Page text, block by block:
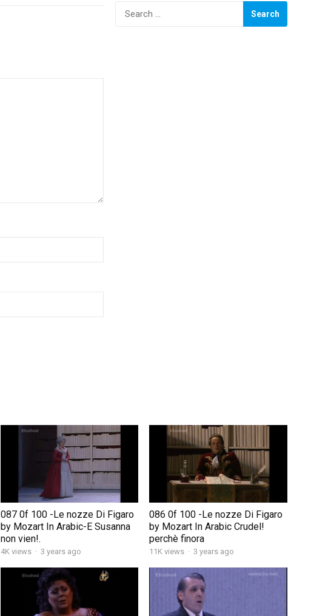
Search
087 0f 100 -Le nozze Di Figaro
by Mozart In Arabic-E Susanna
non vien!.
4K views · 3 years ago
086 0f 100 -Le nozze Di Figaro
by Mozart In Arabic Crudel!
perchè finora
11K views · 3 years ago